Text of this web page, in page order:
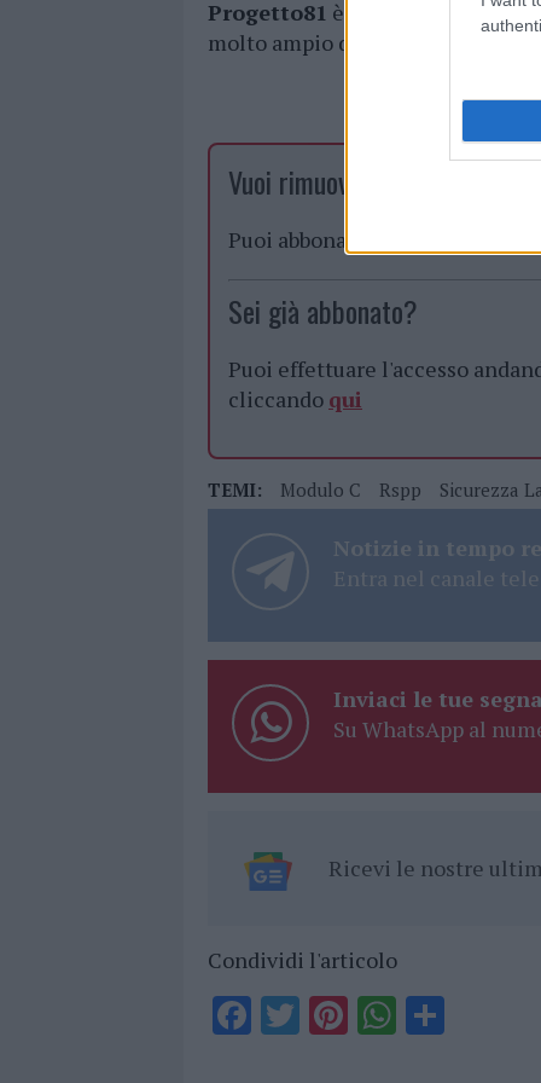
Progetto81 è la qualità delle
molto ampio di corsi online.
Vuoi rimuovere le pubblicità
Puoi abbonarti a
Sei già abbonato?
Puoi effettuare l'accesso
cliccando qui
TEMI: Modulo C Rspp Sicurezza
Notizie in tempo
Entra nel canale
Inviaci le tue
Su WhatsApp al
Ricevi le nostre
Condividi l'articolo
F T Pi W